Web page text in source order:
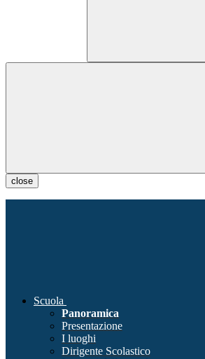
close
Scuola
Panoramica
Presentazione
I luoghi
Dirigente Scolastico